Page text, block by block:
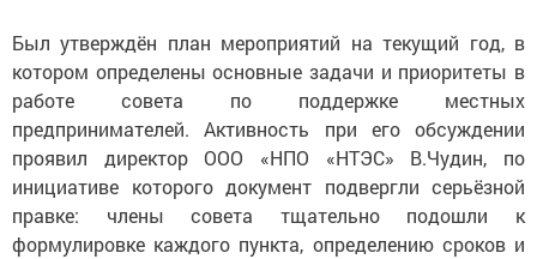
Был утверждён план мероприятий на текущий год, в
котором определены основные задачи и приоритеты в
работе совета по поддержке местных
предпринимателей. Активность при его обсуждении
проявил директор ООО «НПО «НТЭС» В.Чудин, по
инициативе которого документ подвергли серьёзной
правке: члены совета тщательно подошли к
формулировке каждого пункта, определению сроков и